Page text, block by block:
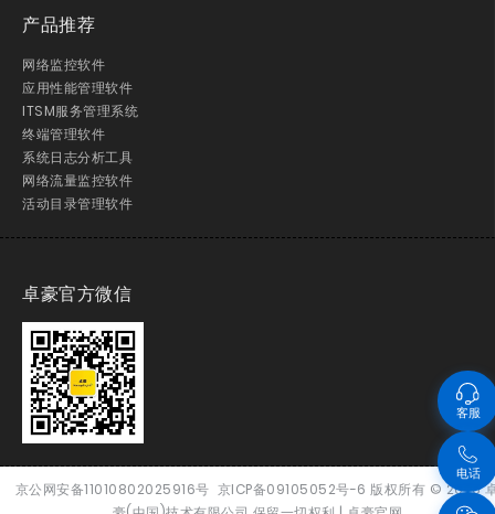
产品推荐
网络监控软件
应用性能管理软件
ITSM服务管理系统
终端管理软件
系统日志分析工具
网络流量监控软件
活动目录管理软件
卓豪官方微信
京公网安备11010802025916号 京ICP备09105052号-6 版权所有 © 2026
客服
电话